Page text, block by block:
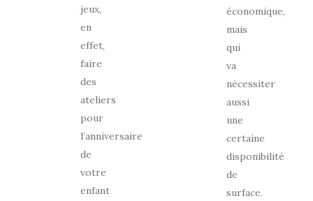
jeux,
en
effet,
faire
des
ateliers
pour
l’anniversaire
de
votre
enfant
économique,
mais
qui
va
nécessiter
aussi
une
certaine
disponibilité
de
surface.